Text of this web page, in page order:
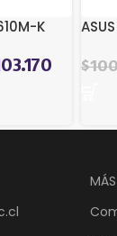
K
$